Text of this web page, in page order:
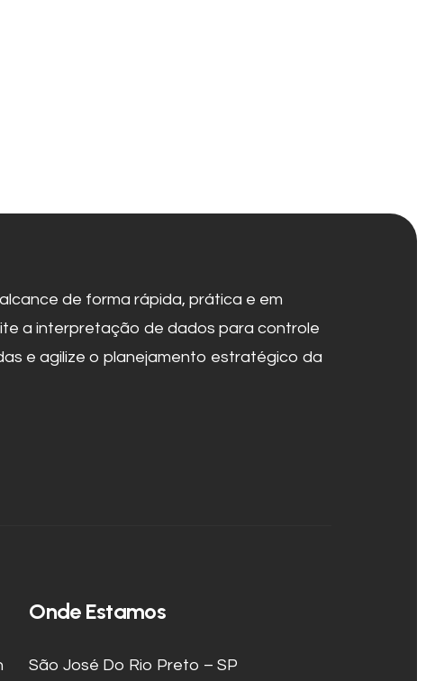
de forma rápida, prática e em
a interpretação de dados para controle
e agilize o planejamento estratégico da
Onde Estamos
São José Do Rio Preto – SP